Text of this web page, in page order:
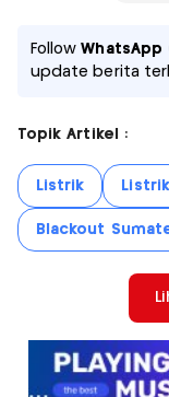
FollowWhatsApp
update berita
Topik Artikel :
Listrik
Blackout